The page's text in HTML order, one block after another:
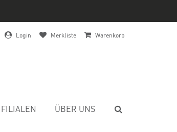
Login Merkliste Warenkorb
FILIALEN ÜBER UNS